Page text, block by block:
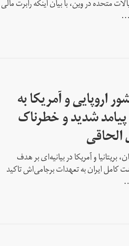
متحده در وین، با بیان اینکه رابرت مالی
اروپایی و آمریکا به
پیامد شدید و خطرناک
الحاقی
بریتانیا و آمریکا در بیانیه‌ای بر هدف
کامل ایران به تعهدات برجامی‌اش تاکید